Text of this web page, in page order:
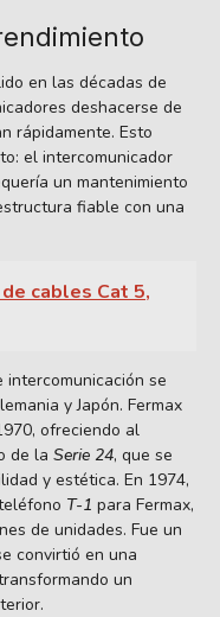
en las décadas de
deshacerse de
rápidamente. Esto
el intercomunicador
un mantenimiento
fiable con una
cables Cat 5,
intercomunicación se
y Japón. Fermax
ofreciendo al
de la Serie 24, que se
y estética. En 1974,
T-1 para Fermax,
de unidades. Fue un
convirtió en una
un